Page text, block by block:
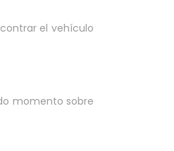
el vehículo
momento sobre